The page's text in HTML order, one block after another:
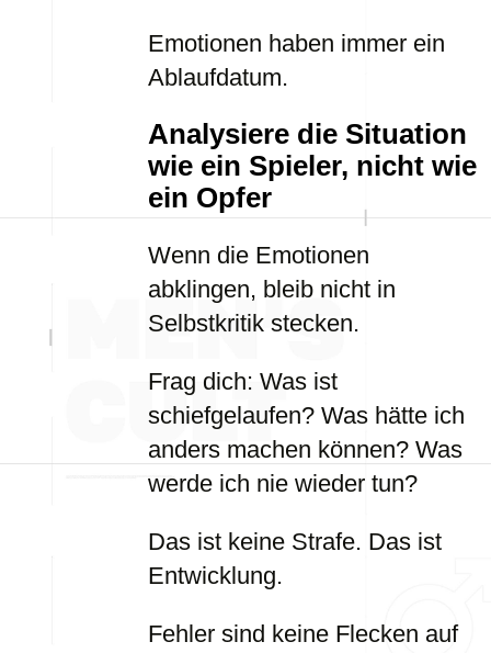
Emotionen haben immer ein
Ablaufdatum.
Analysiere die Situation
wie ein Spieler, nicht wie
ein Opfer
Wenn die Emotionen
abklingen, bleib nicht in
Selbstkritik stecken.
Frag dich: Was ist
schiefgelaufen? Was hätte ich
anders machen können? Was
werde ich nie wieder tun?
Das ist keine Strafe. Das ist
Entwicklung.
Fehler sind keine Flecken auf